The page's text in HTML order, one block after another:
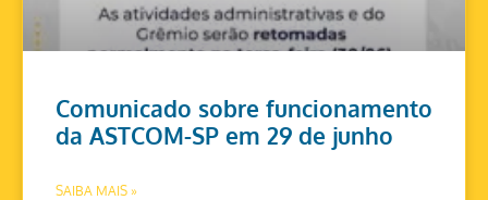
Comunicado sobre funcionamento
da ASTCOM-SP em 29 de junho
SAIBA MAIS »